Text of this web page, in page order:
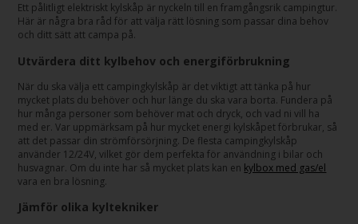
Ett pålitligt elektriskt kylskåp är nyckeln till en framgångsrik campingtur.
Här är några bra råd för att välja rätt lösning som passar dina behov
och ditt sätt att campa på.
Utvärdera ditt kylbehov och energiförbrukning
När du ska välja ett campingkylskåp är det viktigt att tänka på hur
mycket plats du behöver och hur länge du ska vara borta. Fundera på
hur många personer som behöver mat och dryck, och vad ni vill ha
med er. Var uppmärksam på hur mycket energi kylskåpet förbrukar, så
att det passar din strömförsörjning. De flesta campingkylskåp
använder 12/24V, vilket gör dem perfekta för användning i bilar och
husvagnar. Om du inte har så mycket plats kan en kylbox med gas/el
vara en bra lösning.
Jämför olika kyltekniker